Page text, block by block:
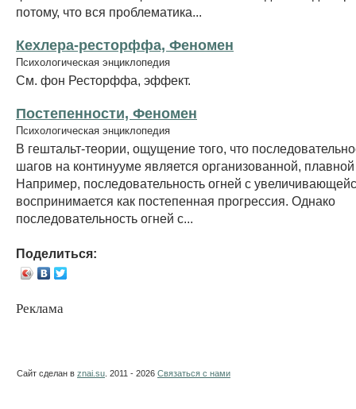
потому, что вся проблематика...
Кехлера-ресторффа, Феномен
Психологическая энциклопедия
См. фон Ресторффа, эффект.
Постепенности, Феномен
Психологическая энциклопедия
В гештальт-теории, ощущение того, что
шагов на континууме является организованной,
Например, последовательность огней с
воспринимается как постепенная прогрессия. Однако
последовательность огней с...
Поделиться:
Реклама
Сайт сделан в znai.su . 2011 - 2026 Связаться с нами